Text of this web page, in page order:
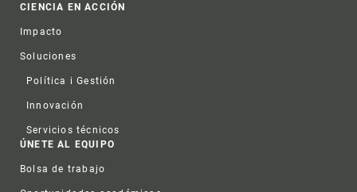
CIENCIA EN ACCIÓN
Impacto
Soluciones
Política i Gestión
Innovación
Servicios técnicos
ÚNETE AL EQUIPO
Bolsa de trabajo